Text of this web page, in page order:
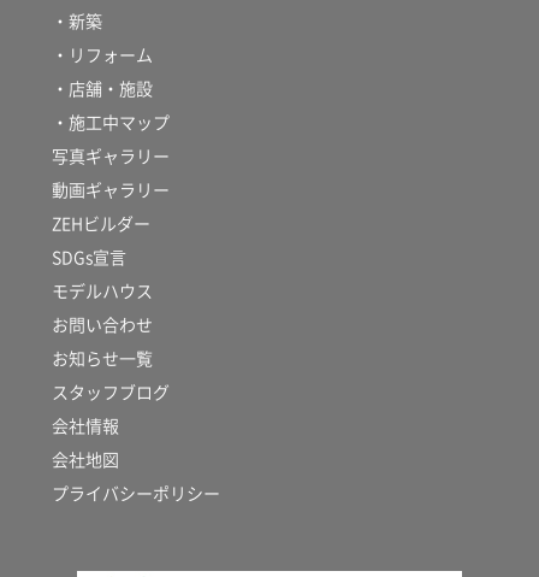
・新築
・リフォーム
・店舗・施設
・施工中マップ
写真ギャラリー
動画ギャラリー
ZEHビルダー
SDGs宣言
モデルハウス
お問い合わせ
お知らせ一覧
スタッフブログ
会社情報
会社地図
プライバシーポリシー